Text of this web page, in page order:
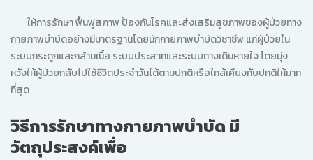
ให้การรักษา ฟื้นฟูสภาพ ป้องกันโรคและส่งเสริมสุขภาพของผู้ป่วยทาง
กายภาพบำบัดอย่างมีมาตรฐานโดยนักกายภาพบำบัดวิชาชีพ แก่ผู้ป่วยใน
ระบบกระดูกและกล้ามเนื้อ ระบบประสาทและระบบทางเดินหายใจ โดยมุ่ง
หวังให้ผู้ป่วยกลับไปใช้ชีวิตประจำวันได้ตามปกติหรือใกล้เคียงกับปกติให้มาก
ที่สุด
วิธีการรักษาทางกายภาพบำบัด มี
วัตถุประสงค์เพื่อ